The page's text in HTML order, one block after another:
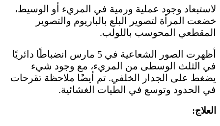
لاستبعاد وجود عملية ورمية في المريء أو الوسيط،
خضعت المرأة لتصوير البلع بالباريوم والتصوير
المقطعي المحوسب باللولب.
أظهرت الصور الشعاعية في 5 مارس انضباطًا دائريًا
في الثلث الوسطى من المريء، مع وجود شيء
يضغط على الجدار الخلفي. تم أيضًا ملاحظة تقرحات
في الحدود وتوسع في الطيات الغشائية.
العلاج: